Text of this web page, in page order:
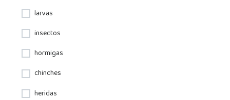
larvas
insectos
hormigas
chinches
heridas